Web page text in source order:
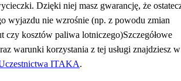
Dzięki niej masz gwarancję, że
wyjazdu nie wzrośnie (np. z powodu zmian
czy kosztów paliwa lotniczego)Szczegółowe
warunki korzystania z tej usługi znajdziesz w
ITAKA.